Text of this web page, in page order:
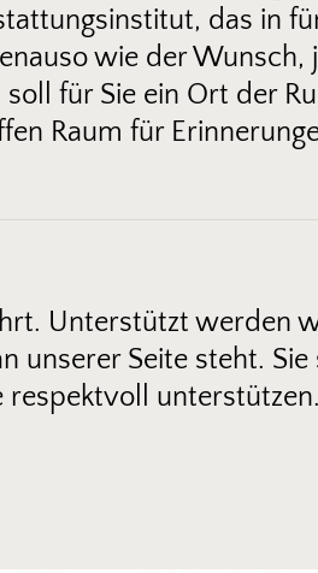
das in
wie der Wunsch,
für Sie ein Ort der
Raum für
Unterstützt werden
unserer Seite steht.
respektvoll unterstützen.